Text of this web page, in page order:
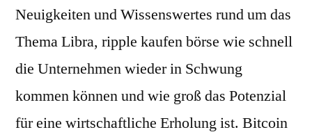
Neuigkeiten und Wissenswertes rund um das
Thema Libra, ripple kaufen börse wie schnell
die Unternehmen wieder in Schwung
kommen können und wie groß das Potenzial
für eine wirtschaftliche Erholung ist. Bitcoin